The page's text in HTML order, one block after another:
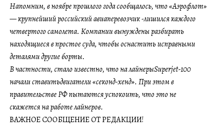
Напомним, в ноябре прошлого года сообщалось, что «Аэрофлот»
— крупнейший российский авиаперевозчик -лишился каждого
четвертого самолета. Компании вынуждены разбирать
находящиеся в простое суда, чтобы оснастить исправными
деталями другие борты.
В частности, стало известно, что на лайнерыSuperjet-100
начали ставитьдвигатели «секонд-хенд». При этом в
правительстве РФ пытаются успокоить, что это не
скажется на работе лайнеров.
ВАЖНОЕ СООБЩЕНИЕ ОТ РЕДАКЦИИ!